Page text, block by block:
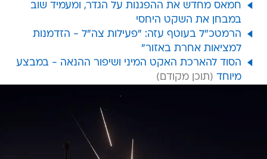
חמאס מחדש את ההפגנות על הגדר, ומעמיד שוב
במבחן את השקט היחסי
הרמטכ"ל בעוטף עזה: "פעילות צה"ל - הזדמנות
למציאות אחרת באזור"
הסוד להארכת האקט המיני ושיפור ההנאה - במבצע
מיוחד